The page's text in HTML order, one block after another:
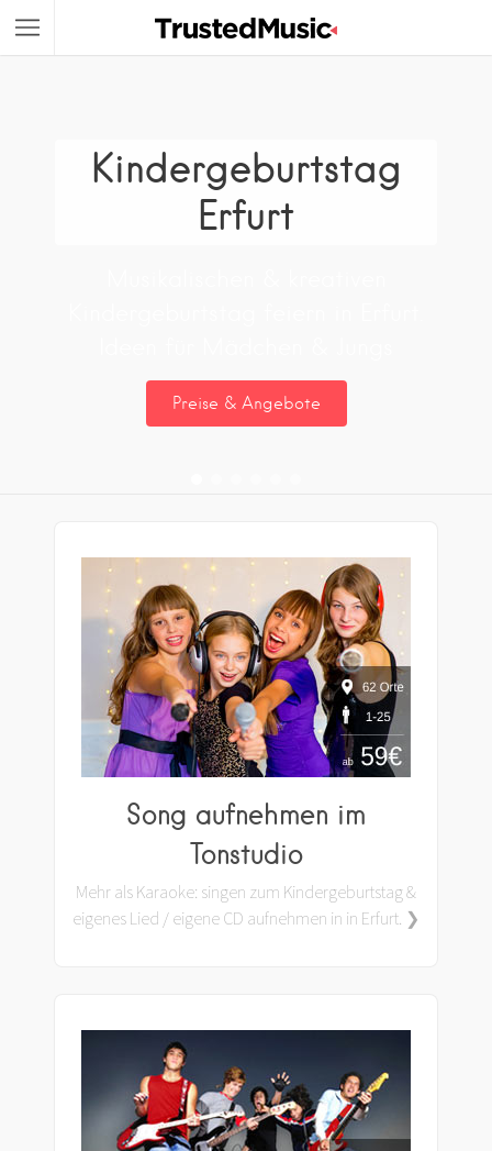
Kindergeburtstag
Erfurt
Song aufnehmen im
Tonstudio
Mehr als Karaoke: singen zum Kindergeburtstag &
eigenes Lied / eigene CD aufnehmen in in Erfurt. ❯